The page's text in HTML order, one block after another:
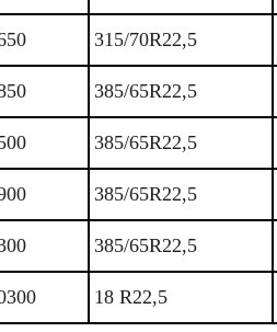
315/70R22,5
385/65R22,5
385/65R22,5
385/65R22,5
385/65R22,5
18 R22,5